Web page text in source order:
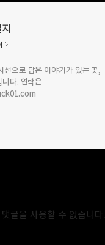
선으로 담은 이야기가 있는 곳,
다. 연락은
댓글을 사용할 수 없습니다.
가족영화.
합니다.